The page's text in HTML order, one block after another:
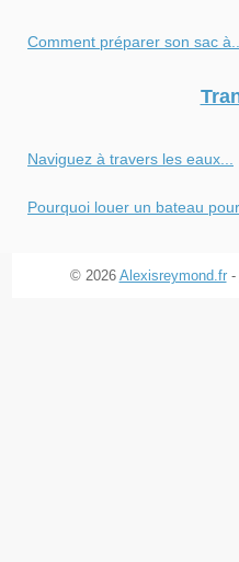
Comment préparer son sac à...
Naviguez à travers les eaux...
Pourquoi louer un bateau
© 2026 Alexisreymond.fr-